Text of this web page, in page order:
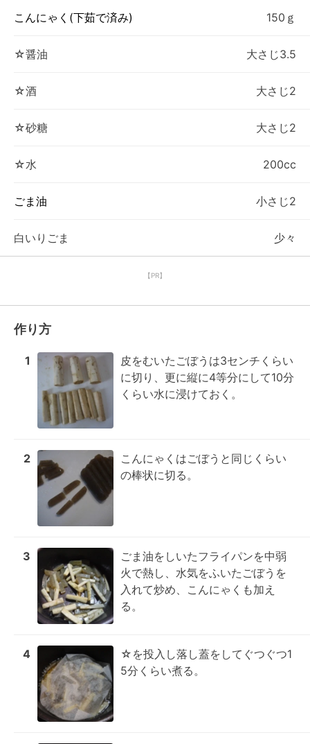
こんにゃく(下茹で済み) 150ｇ
☆醤油 大さじ3.5
☆酒 大さじ2
☆砂糖 大さじ2
☆水 200cc
ごま油 小さじ2
白いりごま 少々
【PR】
作り方
1
皮をむいたごぼうは3センチくらい
に切り、更に縦に4等分にして10分
くらい水に浸けておく。
2
こんにゃくはごぼうと同じくらい
の棒状に切る。
3
ごま油をしいたフライパンを中弱
火で熱し、水気をふいたごぼうを
入れて炒め、こんにゃくも加え
る。
4
☆を投入し落し蓋をしてぐつぐつ1
5分くらい煮る。